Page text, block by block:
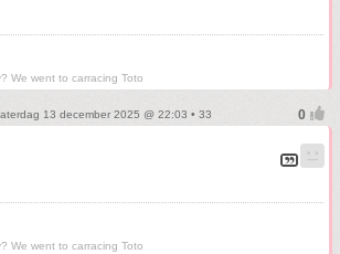
We went to carracing Toto
13 december 2025 @ 22:03 • 33
We went to carracing Toto